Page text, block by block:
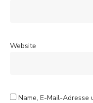
Website
Name, E-Mail-